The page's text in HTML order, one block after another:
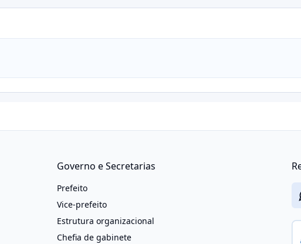
Governo e Secretarias
Prefeito
Vice-prefeito
Estrutura organizacional
Chefia de gabinete